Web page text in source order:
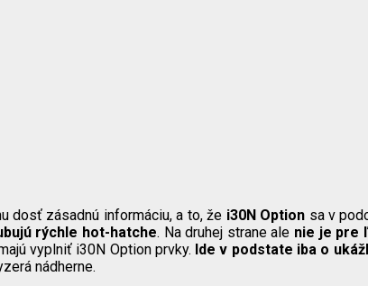
dosť zásadnú informáciu, a to, že i30N Option sa v
rýchle hot-hatche. Na druhej strane ale nie je pre
vyplniť i30N Option prvky. Ide v podstate iba o
nádherne.